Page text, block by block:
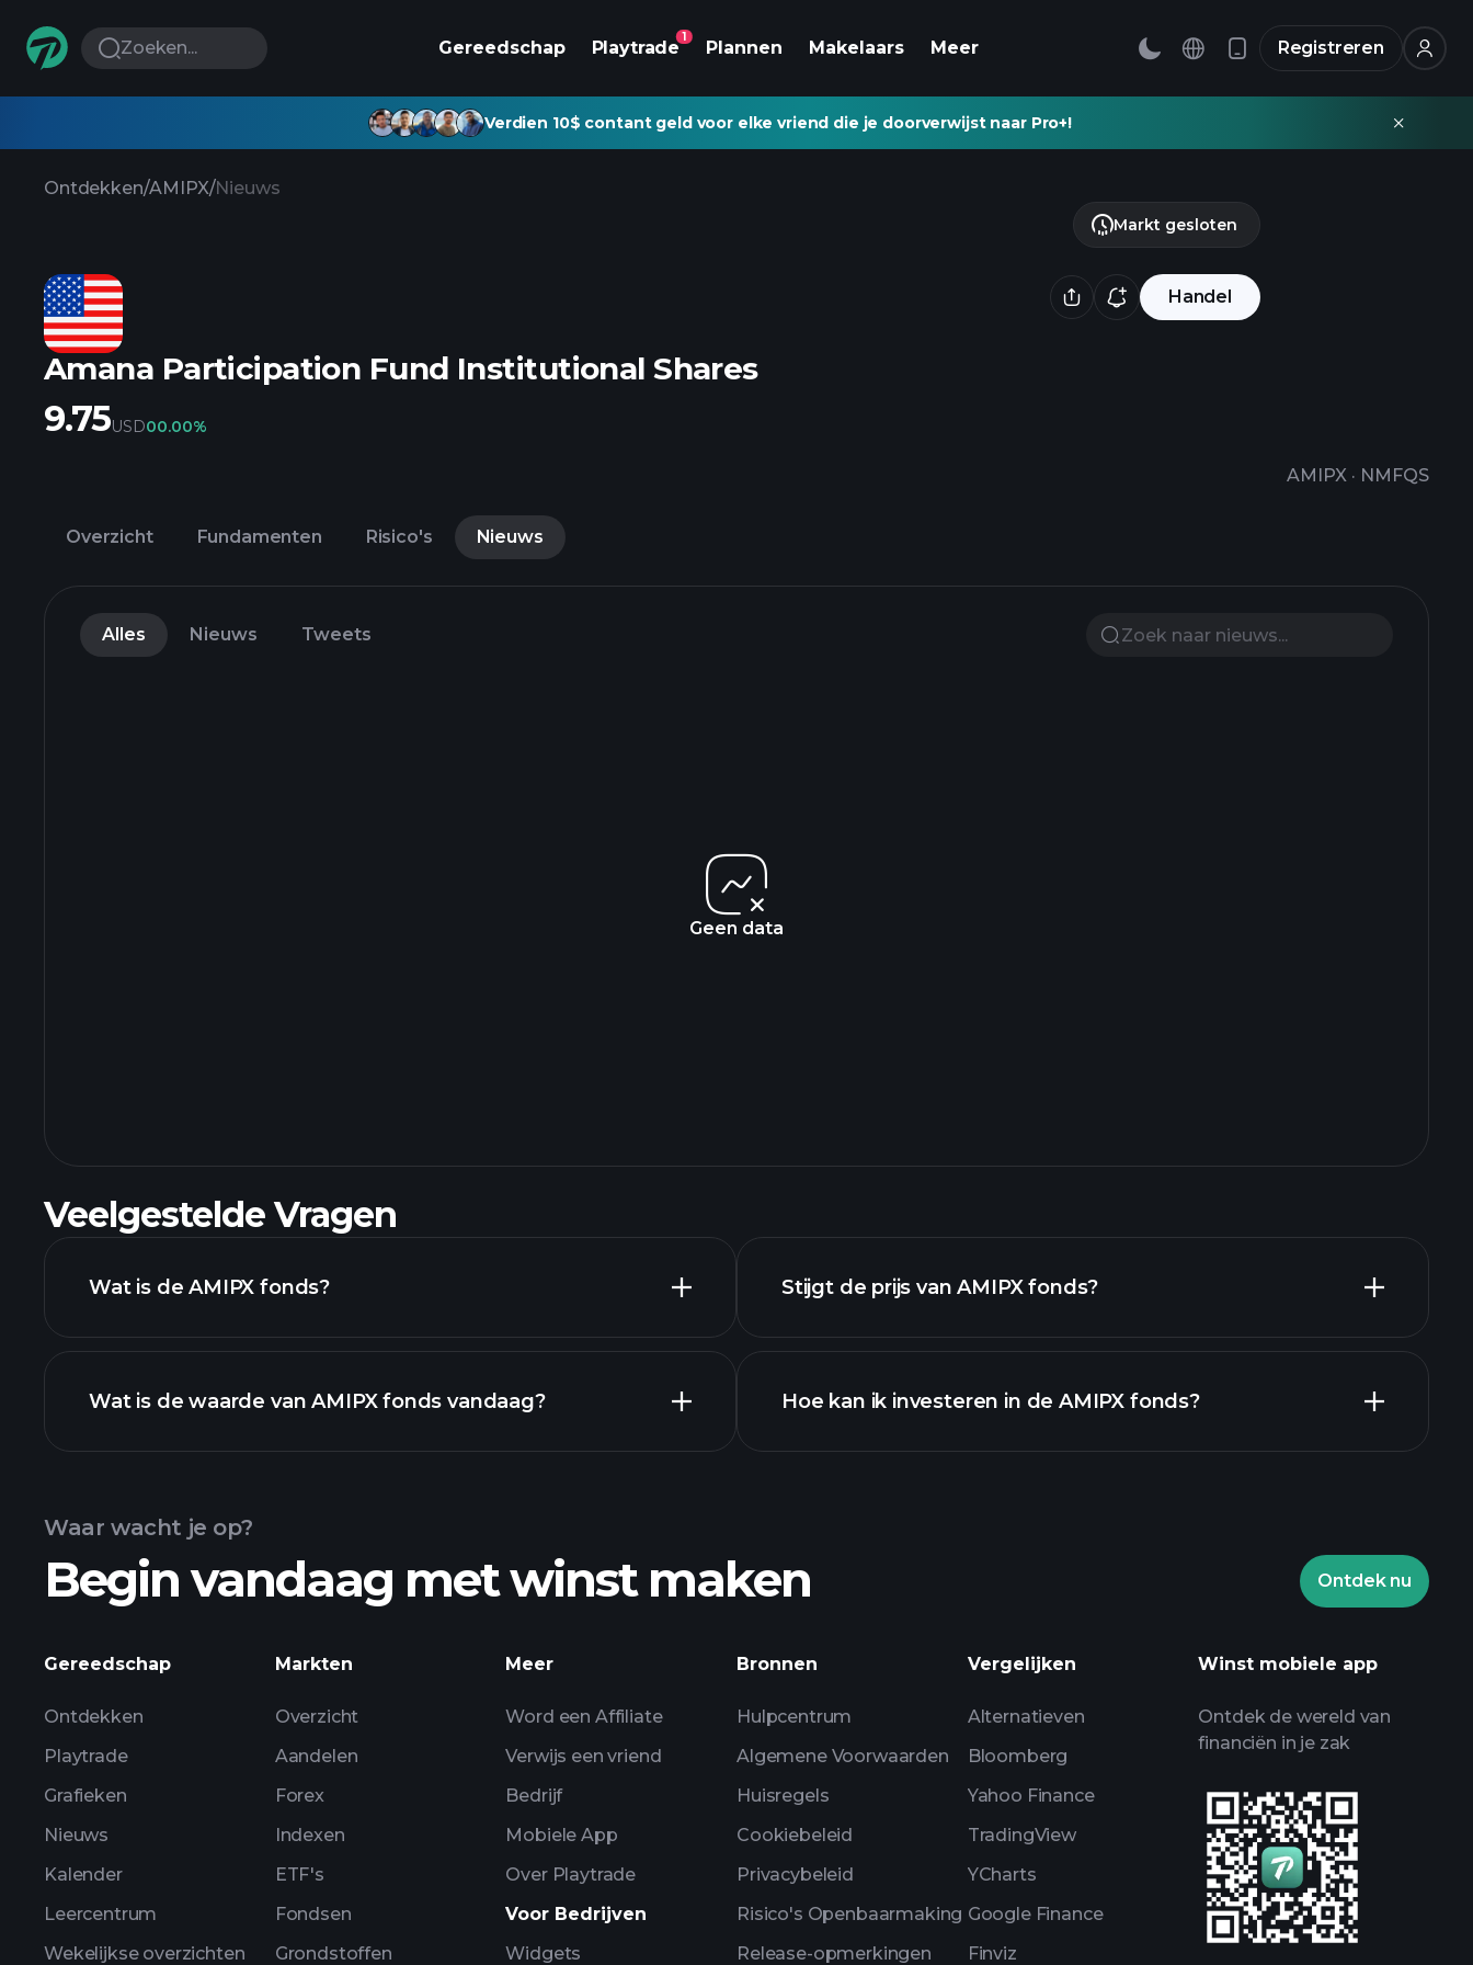
Zoeken... Gereedschap Playtrade
1
Plannen Makelaars Meer Registreren
Verdien 10$ contant geld voor elke vriend die je doorverwijst naar Pro+!
Ontdekken/AMIPX/Nieuws
Handel
Amana Participation Fund Institutional Shares
AMIPX · NMFQS
Markt gesloten
9.75USD00.00%
Overzicht Fundamenten Risico's Nieuws
Alles Nieuws Tweets
Geen data
Veelgestelde Vragen
Wat is de AMIPX fonds?
Wat is de waarde van AMIPX fonds vandaag?
geavanceerde grafiek
Stijgt de prijs van AMIPX fonds?
AMIPX fonds grafiek
Hoe kan ik investeren in de AMIPX fonds?
Waar wacht je op?
Begin vandaag met winst maken Ontdek nu
Gereedschap
Ontdekken
Playtrade
Grafieken
Nieuws
Kalender
Leercentrum
Wekelijkse overzichten
Markten
Overzicht
Aandelen
Forex
Indexen
ETF's
Fondsen
Grondstoffen
Meer
Word een Affiliate
Verwijs een vriend
Bedrijf
Mobiele App
Over Playtrade
Voor Bedrijven
Widgets
Bronnen
Hulpcentrum
Algemene Voorwaarden
Huisregels
Cookiebeleid
Privacybeleid
Risico's Openbaarmaking
Release-opmerkingen
Vergelijken
Alternatieven
Bloomberg
Yahoo Finance
TradingView
YCharts
Google Finance
Finviz
Winst mobiele app
Ontdek de wereld van
financiën in je zak